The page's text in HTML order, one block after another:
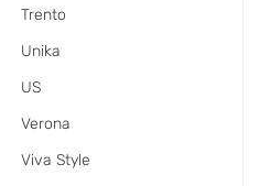
Trento
Unika
US
Verona
Viva Style